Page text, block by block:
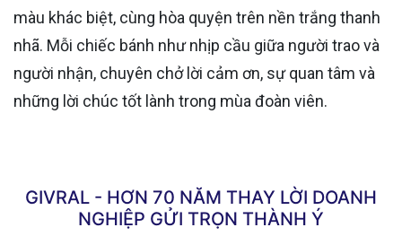
màu khác biệt, cùng hòa quyện trên nền trắng thanh
nhã. Mỗi chiếc bánh như nhịp cầu giữa người trao và
người nhận, chuyên chở lời cảm ơn, sự quan tâm và
những lời chúc tốt lành trong mùa đoàn viên.
GIVRAL - HƠN 70 NĂM THAY LỜI DOANH
NGHIỆP GỬI TRỌN THÀNH Ý